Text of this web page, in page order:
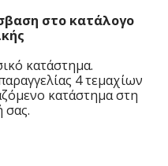
στο κατάλογο
κατάστημα.
4 τεμαχίων
κατάστημα στη
σας.